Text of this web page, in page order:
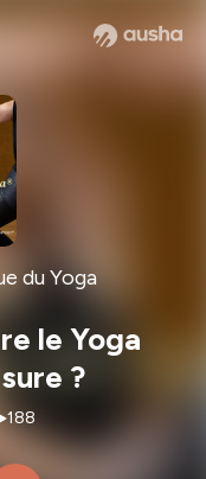
du Yoga
le Yoga
?
188